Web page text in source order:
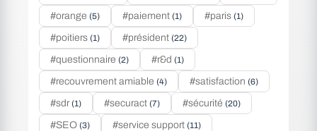
#orange (5) #paiement (1) #paris (1)
#poitiers (1) #président (22)
#questionnaire (2) #r&d (1)
#recouvrement amiable (4) #satisfaction (6)
#sdr (1) #securact (7) #sécurité (20)
#SEO (3) #service support (11)